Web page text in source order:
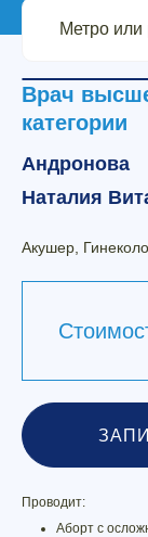
Врач
категории
Андронова
Наталия
Акушер,
Проводит:
Аборт с